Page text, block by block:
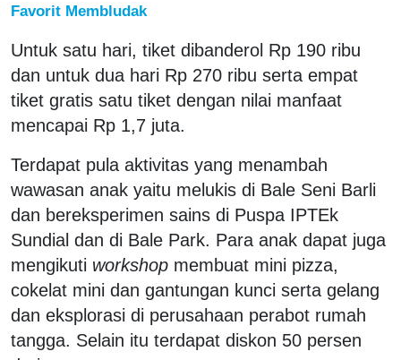
Favorit Membludak
Untuk satu hari, tiket dibanderol Rp 190 ribu
dan untuk dua hari Rp 270 ribu serta empat
tiket gratis satu tiket dengan nilai manfaat
mencapai Rp 1,7 juta.
Terdapat pula aktivitas yang menambah
wawasan anak yaitu melukis di Bale Seni Barli
dan bereksperimen sains di Puspa IPTEk
Sundial dan di Bale Park. Para anak dapat juga
mengikuti workshop membuat mini pizza,
cokelat mini dan gantungan kunci serta gelang
dan eksplorasi di perusahaan perabot rumah
tangga. Selain itu terdapat diskon 50 persen